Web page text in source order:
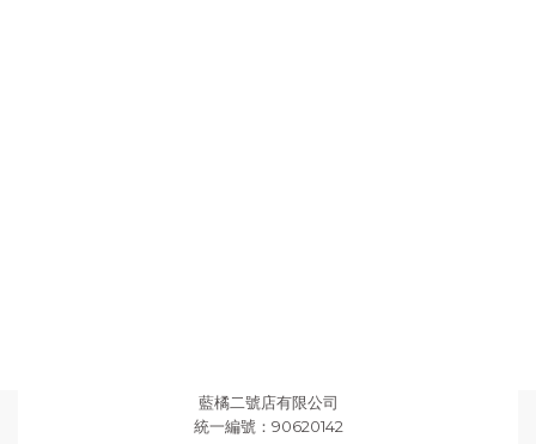
藍橘二號店有限公司
統一編號：90620142